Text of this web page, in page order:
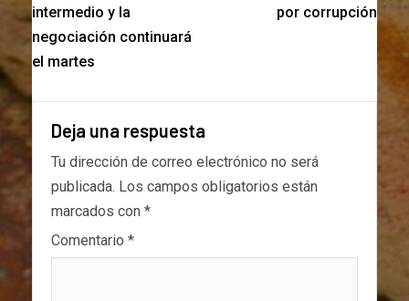
intermedio y la
negociación continuará
el martes
por corrupción
Deja una respuesta
Tu dirección de correo electrónico no será
publicada. Los campos obligatorios están
marcados con *
Comentario *